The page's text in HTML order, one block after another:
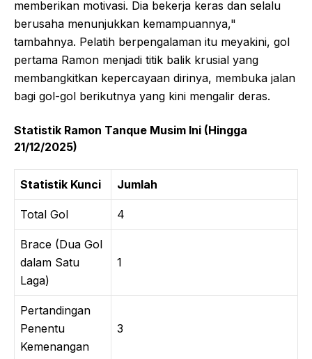
memberikan motivasi. Dia bekerja keras dan selalu
berusaha menunjukkan kemampuannya,"
tambahnya. Pelatih berpengalaman itu meyakini, gol
pertama Ramon menjadi titik balik krusial yang
membangkitkan kepercayaan dirinya, membuka jalan
bagi gol-gol berikutnya yang kini mengalir deras.
Statistik Ramon Tanque Musim Ini (Hingga
21/12/2025)
Statistik Kunci Jumlah
Total Gol 4
Brace (Dua Gol
dalam Satu
Laga)
1
Pertandingan
Penentu
Kemenangan
3